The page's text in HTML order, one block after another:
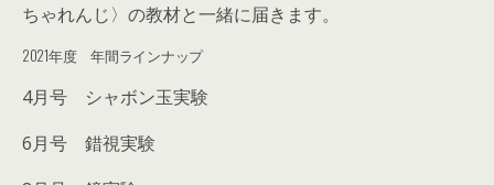
ちゃれんじ〉の教材と一緒に届きます。
2021年度 年間ラインナップ
4月号 シャボン玉実験
6月号 錯視実験